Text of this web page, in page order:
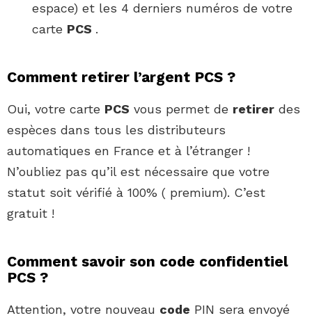
espace) et les 4 derniers numéros de votre
carte PCS .
Comment retirer l’argent PCS ?
Oui, votre carte PCS vous permet de retirer des
espèces dans tous les distributeurs
automatiques en France et à l’étranger !
N’oubliez pas qu’il est nécessaire que votre
statut soit vérifié à 100% ( premium). C’est
gratuit !
Comment savoir son code confidentiel
PCS ?
Attention, votre nouveau code PIN sera envoyé